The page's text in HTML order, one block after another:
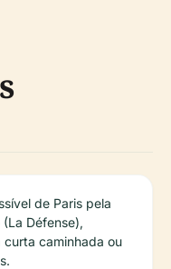
de Paris pela
Défense),
curta caminhada ou